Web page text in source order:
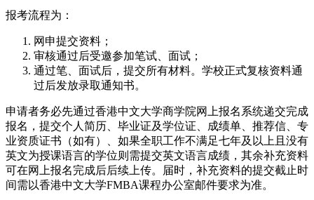
报考流程为：
网申提交资料；
审核通过后受邀参加笔试、面试；
通过笔、面试后，提交所有材料。学校正式复核资料通
过后发放录取通知书。
申请者务必先通过香港中文大学商学院网上报名系统递交完成
报名，提交个人简历、毕业证及学位证、成绩单、推荐信、专
业资质证书（如有）、如果全职工作不满足七年及以上且没有
英文为授课语言的学位则需提交英文语言成绩，其余补充资料
可在网上报名完成后后续上传。届时，补充资料的提交截止时
间需以香港中文大学FMBA课程办公室邮件要求为准。